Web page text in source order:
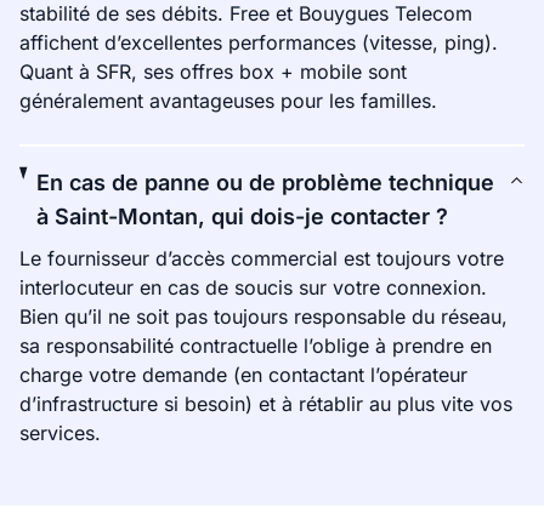
stabilité de ses débits. Free et Bouygues Telecom
affichent d’excellentes performances (vitesse, ping).
Quant à SFR, ses offres box + mobile sont
généralement avantageuses pour les familles.
En cas de panne ou de problème technique
à Saint-Montan, qui dois-je contacter ?
Le fournisseur d’accès commercial est toujours votre
interlocuteur en cas de soucis sur votre connexion.
Bien qu’il ne soit pas toujours responsable du réseau,
sa responsabilité contractuelle l’oblige à prendre en
charge votre demande (en contactant l’opérateur
d’infrastructure si besoin) et à rétablir au plus vite vos
services.